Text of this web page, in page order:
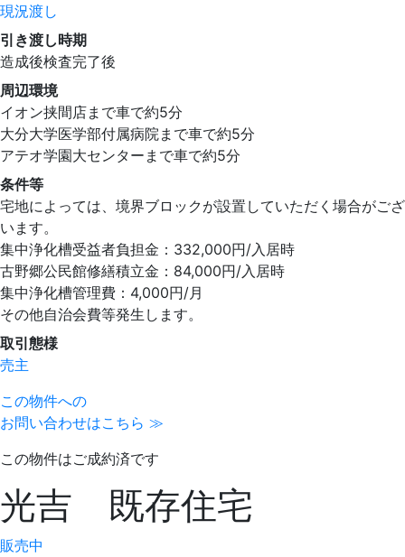
現況渡し
引き渡し時期
造成後検査完了後
周辺環境
イオン挟間店まで車で約5分
大分大学医学部付属病院まで車で約5分
アテオ学園大センターまで車で約5分
条件等
宅地によっては、境界ブロックが設置していただく場合がござ
います。
集中浄化槽受益者負担金：332,000円/入居時
古野郷公民館修繕積立金：84,000円/入居時
集中浄化槽管理費：4,000円/月
その他自治会費等発生します。
取引態様
売主
この物件への
お問い合わせはこちら ≫
この物件はご成約済です
光吉 既存住宅
販売中